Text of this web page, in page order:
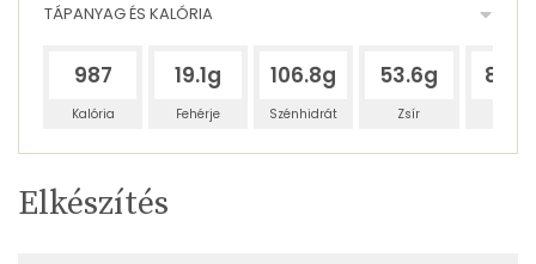
TÁPANYAG ÉS KALÓRIA
987
Kalória
19.1g
Fehérje
106.8g
Szénhidrát
53.6g
Zsír
Egy
adagban
TÁPANYAGTARTALOM
Elkészítés